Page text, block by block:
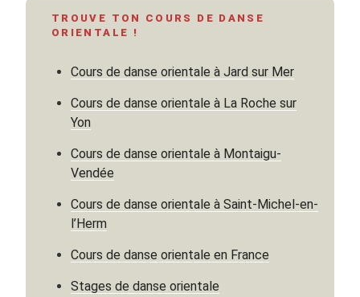
TROUVE TON COURS DE DANSE
ORIENTALE !
Cours de danse orientale à Jard sur Mer
Cours de danse orientale à La Roche sur
Yon
Cours de danse orientale à Montaigu-
Vendée
Cours de danse orientale à Saint-Michel-en-
l’Herm
Cours de danse orientale en France
Stages de danse orientale